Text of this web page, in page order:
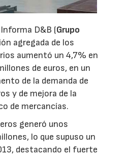
D&B (Grupo
agregada de los
aumentó un 4,7% en
de euros, en un
de la demanda de
y de mejora de la
de mercancías.
generó unos
lo que supuso un
destacando el fuerte